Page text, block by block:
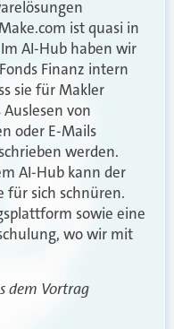
ist quasi in
AI-Hub haben wir
Finanz intern
sie für Makler
von
oder E-Mails
werden.
AI-Hub kann der
für sich schnüren.
sowie eine
wo wir mit
dem Vortrag